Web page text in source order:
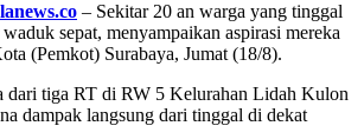
– Sekitar 20 an warga yang tinggal
sepat, menyampaikan aspirasi mereka
(Pemkot) Surabaya, Jumat (18/8).
dari tiga RT di RW 5 Kelurahan Lidah Kulon
dampak langsung dari tinggal di dekat